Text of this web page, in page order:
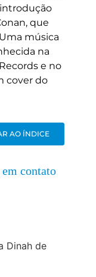
que
música
na
e no
cover do
AO ÍNDICE
contato
Dinah de